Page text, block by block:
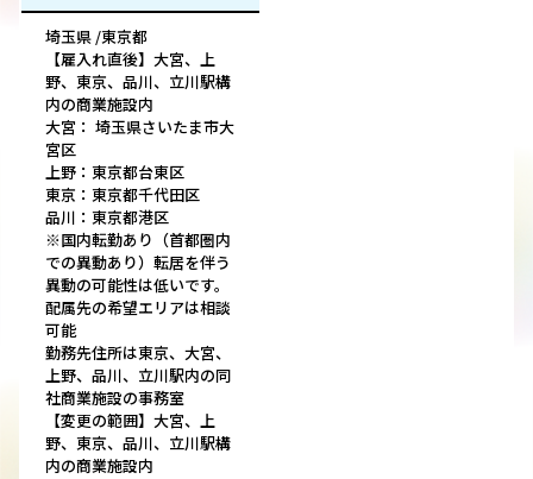
埼玉県 /東京都
【雇入れ直後】大宮、上
野、東京、品川、立川駅構
内の商業施設内
大宮： 埼玉県さいたま市大
宮区
上野：東京都台東区
東京：東京都千代田区
品川：東京都港区
※国内転勤あり（首都圏内
での異動あり）転居を伴う
異動の可能性は低いです。
配属先の希望エリアは相談
可能
勤務先住所は東京、大宮、
上野、品川、立川駅内の同
社商業施設の事務室
【変更の範囲】大宮、上
野、東京、品川、立川駅構
内の商業施設内